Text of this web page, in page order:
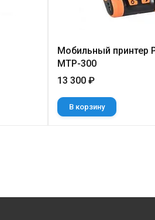
Мобильный принтер
MTP-300
13 300 ₽
В корзину